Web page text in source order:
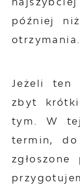
później
otrzymania.
Jeżeli ten
zbyt
tym. W
termin,